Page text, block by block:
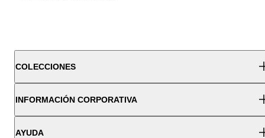
COLECCIONES
INFORMACIÓN CORPORATIVA
AYUDA